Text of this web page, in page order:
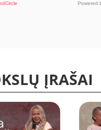
Powered
ĮRAŠAI